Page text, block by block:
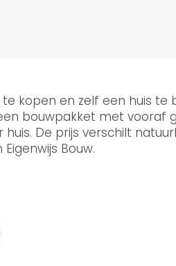
kopen en zelf een huis
bouwpakket met
De prijs verschilt
Bouw.